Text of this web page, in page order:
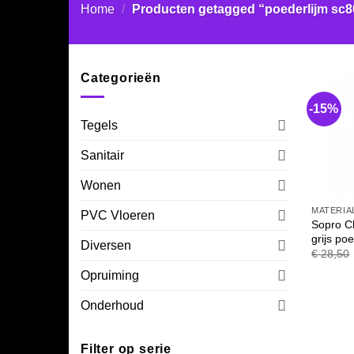
Home / Producten getagged “poederlijm
Categorieën
Tegels
Sanitair
Wonen
PVC Vloeren
Diversen
Opruiming
Onderhoud
Filter op serie
-15%
Sopro
grijs
€28,50